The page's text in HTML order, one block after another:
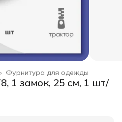
Фурнитура для одежды
›
›
1 замок, 25 см, 1 шт/